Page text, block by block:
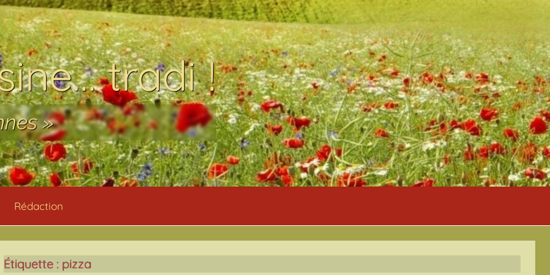
tradi !
»
Rédaction
Étiquette : pizza